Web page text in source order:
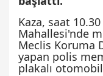
Kaza, saat
Mahallesi'nde
Meclis Koruma
yapan polis
plakalı